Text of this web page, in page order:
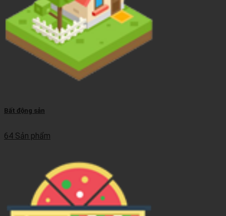
Bất động sản
64 Sản phẩm